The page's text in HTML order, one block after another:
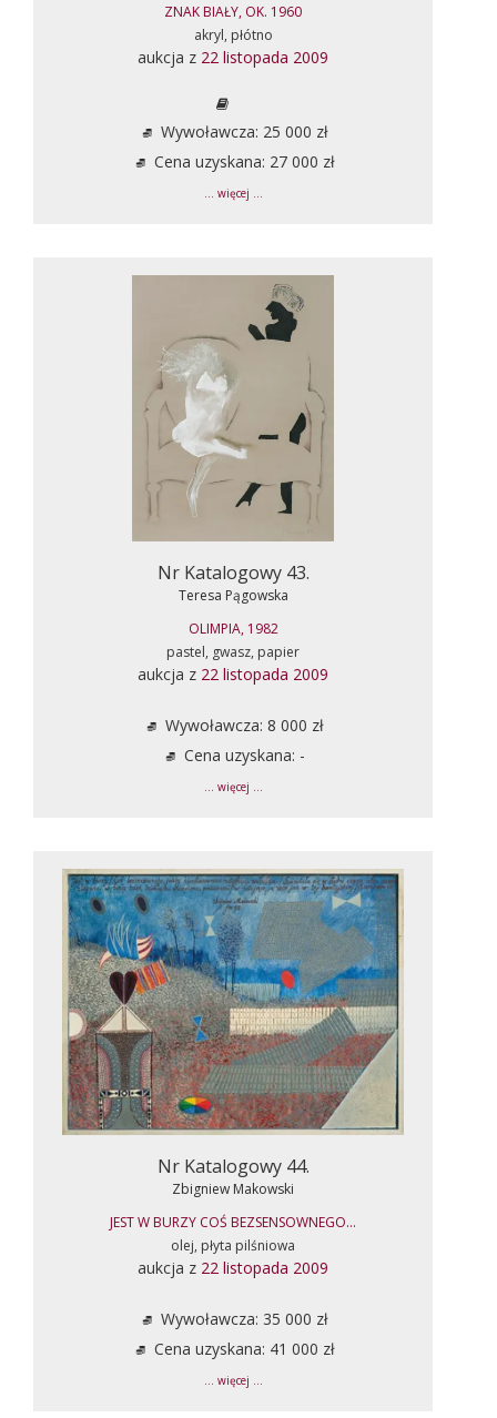
ZNAK BIAŁY, OK. 1960
akryl, płótno
aukcja z 22 listopada 2009
Wywoławcza: 25 000 zł
Cena uzyskana: 27 000 zł
... więcej ...
Nr Katalogowy 43.
Teresa Pągowska
OLIMPIA, 1982
pastel, gwasz, papier
aukcja z 22 listopada 2009
Wywoławcza: 8 000 zł
Cena uzyskana: -
... więcej ...
Nr Katalogowy 44.
Zbigniew Makowski
JEST W BURZY COŚ BEZSENSOWNEGO...
olej, płyta pilśniowa
aukcja z 22 listopada 2009
Wywoławcza: 35 000 zł
Cena uzyskana: 41 000 zł
... więcej ...